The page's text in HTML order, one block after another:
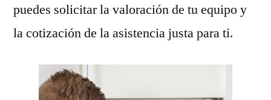
puedes solicitar la valoración de tu equipo y
la cotización de la asistencia justa para ti.